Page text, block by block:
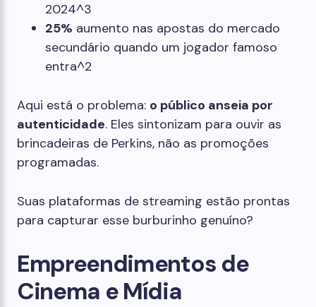
2024^3
25% aumento nas apostas do mercado
secundário quando um jogador famoso
entra^2
Aqui está o problema: o público anseia por
autenticidade. Eles sintonizam para ouvir as
brincadeiras de Perkins, não as promoções
programadas.
Suas plataformas de streaming estão prontas
para capturar esse burburinho genuíno?
Empreendimentos de
Cinema e Mídia